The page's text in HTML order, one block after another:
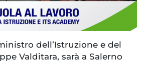
dell’Istruzione e del
Valditara, sarà a Salerno